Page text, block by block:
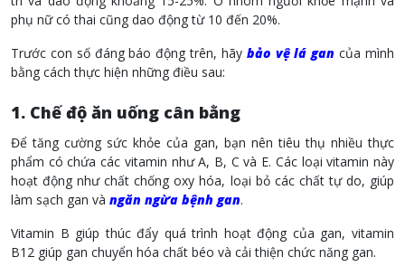
phụ nữ có thai cũng dao động từ 10 đến 20%.
Trước con số đáng báo động trên, hãy bảo vệ lá gan của mình
bằng cách thực hiện những điều sau:
1. Chế độ ăn uống cân bằng
Để tăng cường sức khỏe của gan, bạn nên tiêu thụ nhiều thực
phẩm có chứa các vitamin như A, B, C và E. Các loại vitamin này
hoạt động như chất chống oxy hóa, loại bỏ các chất tự do, giúp
làm sạch gan và ngăn ngừa bệnh gan.
Vitamin B giúp thúc đẩy quá trình hoạt động của gan, vitamin
B12 giúp gan chuyển hóa chất béo và cải thiện chức năng gan.